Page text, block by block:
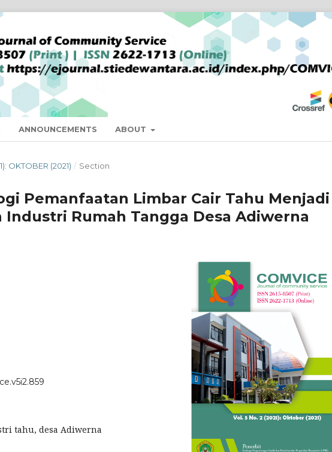
ANNOUNCEMENTS ABOUT
OKTOBER (2021) / Section
Pemanfaatan Limbar Cair Tahu Menjadi
Industri Rumah Tangga Desa Adiwerna
tahu, desa Adiwerna